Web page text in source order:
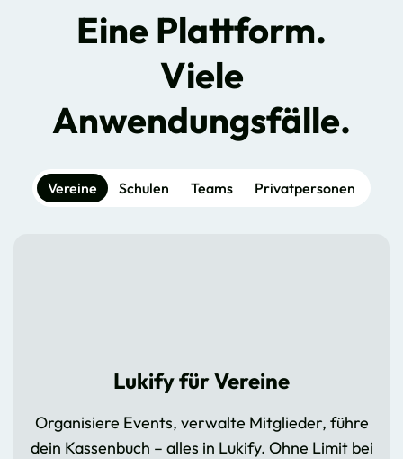
Eine Plattform.
Viele
Anwendungsfälle.
Vereine Schulen Teams Privatpersonen
Lukify für Vereine
Organisiere Events, verwalte Mitglieder, führe
dein Kassenbuch – alles in Lukify. Ohne Limit bei